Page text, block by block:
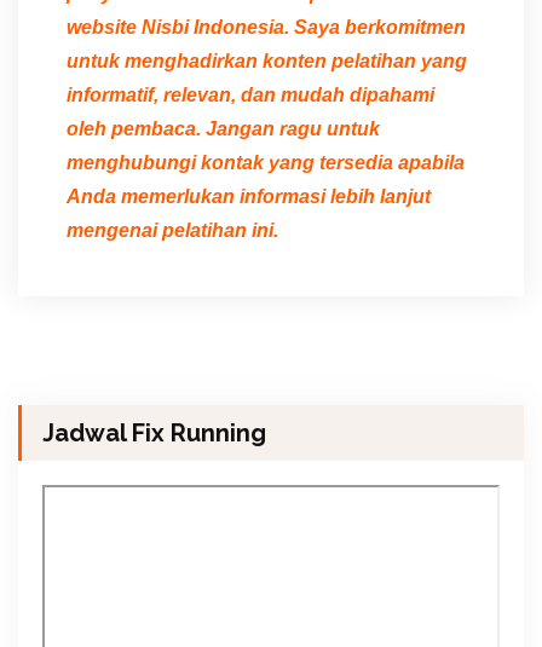
website Nisbi Indonesia. Saya berkomitmen
untuk menghadirkan konten pelatihan yang
informatif, relevan, dan mudah dipahami
oleh pembaca. Jangan ragu untuk
menghubungi kontak yang tersedia apabila
Anda memerlukan informasi lebih lanjut
mengenai pelatihan ini.
Jadwal Fix Running